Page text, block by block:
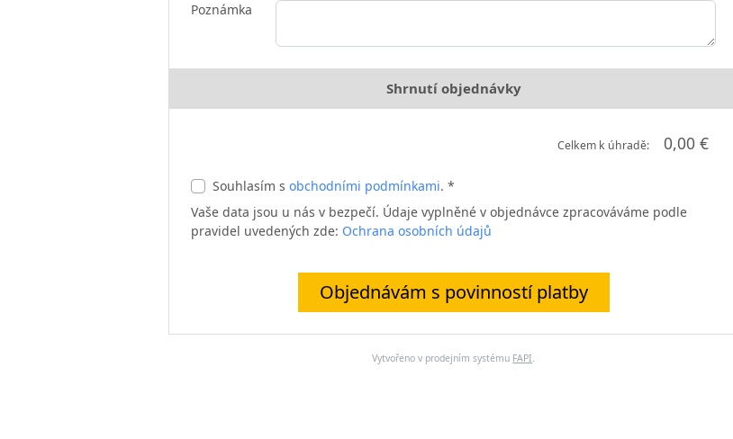
Poznámka
Shrnutí objednávky
Celkem k úhradě: 0,00 €
Souhlasím s obchodními podmínkami. *
Vaše data jsou u nás v bezpečí. Údaje vyplněné v objednávce zpracováváme podle
pravidel uvedených zde: Ochrana osobních údajů
Objednávám s povinností platby
Vytvořeno v prodejním systému FAPI.